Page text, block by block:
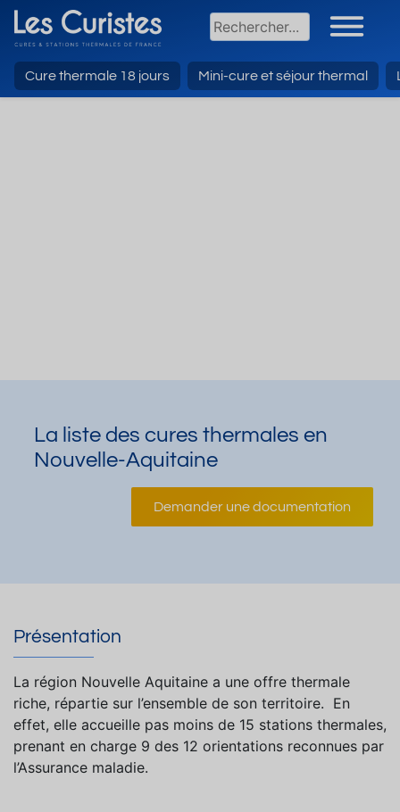
Cure thermale 18 jours Mini-cure et séjour thermal
La liste des cures thermales en
Nouvelle-Aquitaine
Demander une documentation
Présentation
La région Nouvelle Aquitaine a une offre thermale
riche, répartie sur l’ensemble de son territoire. En
effet, elle accueille pas moins de 15 stations thermales,
prenant en charge 9 des 12 orientations reconnues par
l’Assurance maladie.